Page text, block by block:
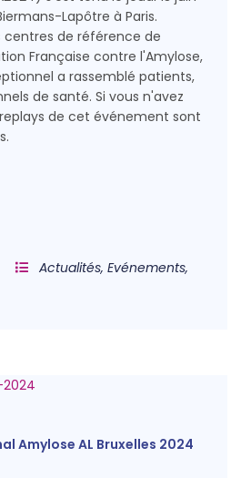
Lapôtre à Paris.
centres de référence de
Française contre l'Amylose,
a rassemblé patients,
de santé. Si vous n'avez
de cet événement sont
Actualités, Evénements,
Amylose AL Bruxelles 2024